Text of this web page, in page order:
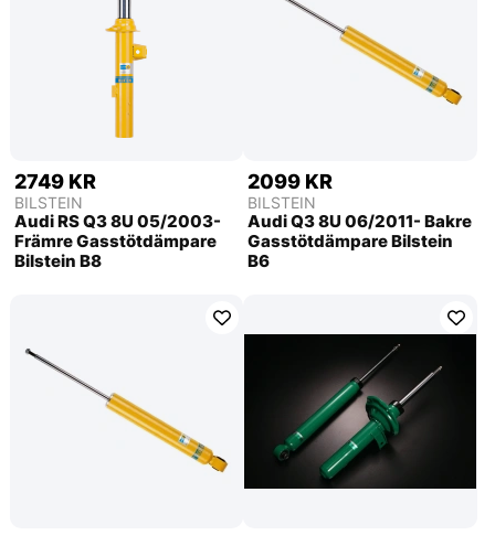
2749 KR
BILSTEIN
Audi RS Q3 8U 05/2003-
Främre Gasstötdämpare
Bilstein B8
2099 KR
BILSTEIN
Audi Q3 8U 06/2011- Bakre
Gasstötdämpare Bilstein
B6